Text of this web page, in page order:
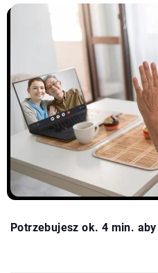
Potrzebujesz ok. 4 min.